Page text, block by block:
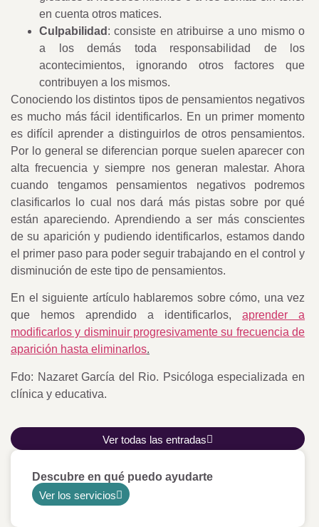
en cuenta otros matices.
Culpabilidad : consiste en atribuirse a uno mismo o
a los demás toda responsabilidad de los
acontecimientos, ignorando otros factores que
contribuyen a los mismos.
Conociendo los distintos tipos de pensamientos negativos
es mucho más fácil identificarlos. En un primer momento
es difícil aprender a distinguirlos de otros pensamientos.
Por lo general se diferencian porque suelen aparecer con
alta frecuencia y siempre nos generan malestar. Ahora
cuando tengamos pensamientos negativos podremos
clasificarlos lo cual nos dará más pistas sobre por qué
están apareciendo. Aprendiendo a ser más conscientes
de su aparición y pudiendo identificarlos, estamos dando
el primer paso para poder seguir trabajando en el control y
disminución de este tipo de pensamientos.
En el siguiente artículo hablaremos sobre cómo, una vez
que hemos aprendido a identificarlos, aprender a
modificarlos y disminuir progresivamente su frecuencia de
aparición hasta eliminarlos.
Fdo: Nazaret García del Rio. Psicóloga especializada en
clínica y educativa.
Ver todas las entradas
Descubre en qué puedo ayudarte
Ver los servicios